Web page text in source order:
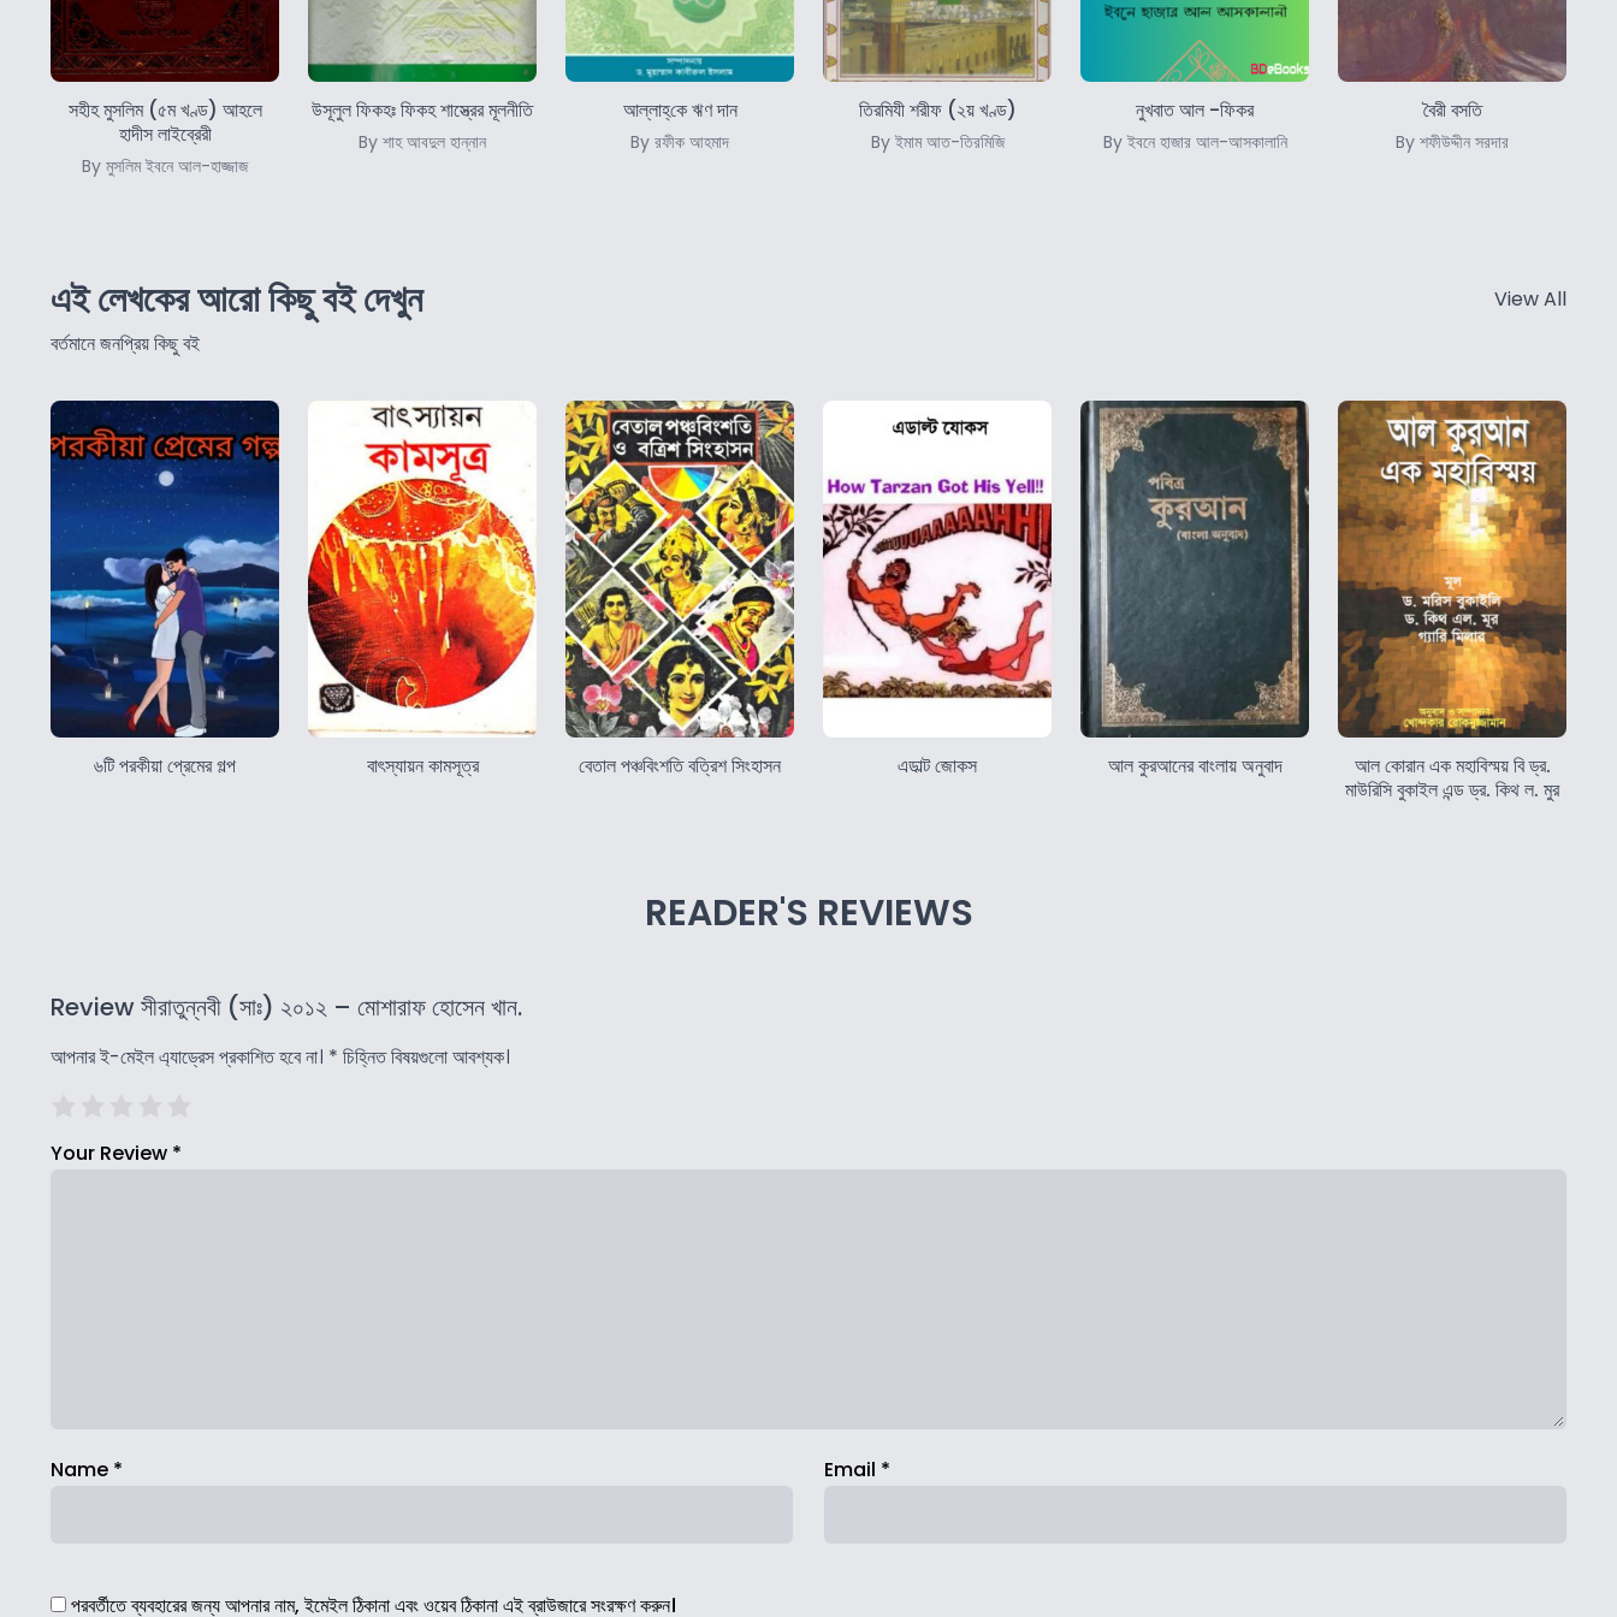
সহীহ মুসলিম (৫ম খণ্ড) আহলে
হাদীস লাইব্রেরী
By মুসলিম ইবনে আল-হাজ্জাজ
উসূলুল ফিকহঃ ফিকহ শাস্ত্রের মূলনীতি
By শাহ আবদুল হান্নান
আল্লাহ্‌কে ঋণ দান
By রফীক আহমাদ
তিরমিযী শরীফ (২য় খণ্ড)
By ইমাম আত-তিরমিজি
নুখবাত আল -ফিকর
By ইবনে হাজার আল-আসকালানি
বৈরী বসতি
By শফীউদ্দীন সরদার
এই লেখকের আরো কিছু বই দেখুন
বর্তমানে জনপ্রিয় কিছু বই
View All
৬টি পরকীয়া প্রেমের গল্প বাৎস্যায়ন কামসূত্র বেতাল পঞ্চবিংশতি বত্রিশ সিংহাসন এডাল্ট জোকস আল কুরআনের বাংলায় অনুবাদ
আল কোরান এক মহাবিস্ময় বি ড্র.
মাউরিসি বুকাইল এন্ড ড্র. কিথ ল. মুর
READER'S REVIEWS
Review সীরাতুন্নবী (সাঃ) ২০১২ – মোশারাফ হোসেন খান.
আপনার ই-মেইল এ্যাড্রেস প্রকাশিত হবে না। * চিহ্নিত বিষয়গুলো আবশ্যক।
Your Review *
Name * Email *
পরবর্তীতে ব্যবহারের জন্য আপনার নাম, ইমেইল ঠিকানা এবং ওয়েব ঠিকানা এই ব্রাউজারে সংরক্ষণ করুন।